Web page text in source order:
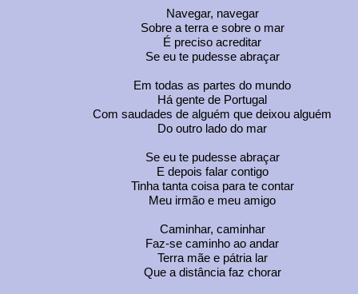
Navegar, navegar
Sobre a terra e sobre o mar
É preciso acreditar
Se eu te pudesse abraçar
Em todas as partes do mundo
Há gente de Portugal
Com saudades de alguém que deixou alguém
Do outro lado do mar
Se eu te pudesse abraçar
E depois falar contigo
Tinha tanta coisa para te contar
Meu irmão e meu amigo
Caminhar, caminhar
Faz-se caminho ao andar
Terra mãe e pátria lar
Que a distância faz chorar